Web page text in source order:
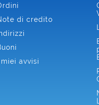
di credito
I miei avvisi